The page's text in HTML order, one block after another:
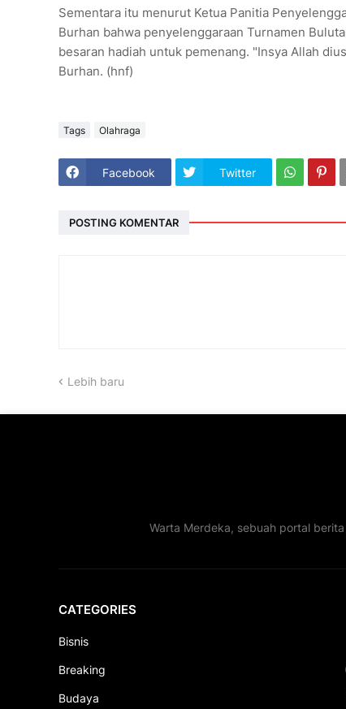
Sementara itu menurut Ketua Panitia
Burhan bahwa penyelenggaraan Turnamen
besaran hadiah untuk pemenang. "Insya Allah
Burhan. (hnf)
Tags Olahraga
Facebook Twitter
POSTING KOMENTAR
Lebih baru
Warta Merdeka, sebuah portal
CATEGORIES
Bisnis
Breaking
Budaya